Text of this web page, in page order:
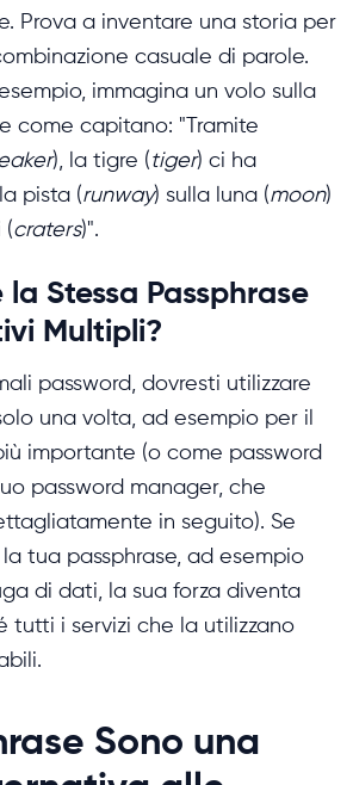
Prova a inventare una storia per
casuale di parole.
immagina un volo sulla
come capitano: "Tramite
), la tigre (tiger) ci ha
pista (runway) sulla luna (moon)
(craters)".
la Stessa Passphrase
Multipli?
password, dovresti utilizzare
una volta, ad esempio per il
importante (o come password
password manager, che
in seguito). Se
tua passphrase, ad esempio
di dati, la sua forza diventa
tutti i servizi che la utilizzano
Sono una